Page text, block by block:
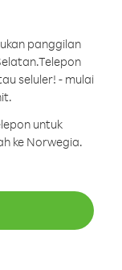
panggilan
Telepon
seluler! - mulai
untuk
ke Norwegia.